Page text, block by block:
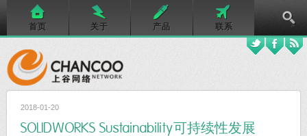
首页 关于 产品 联系
2018-01-20
SOLIDWORKS Sustainability可持续性发展